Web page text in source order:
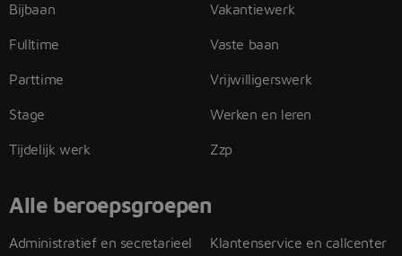
Bijbaan
Fulltime
Parttime
Stage
Tijdelijk werk
Vakantiewerk
Vaste baan
Vrijwilligerswerk
Werken en leren
Zzp
Alle beroepsgroepen
Administratief en secretarieel Klantenservice en callcenter